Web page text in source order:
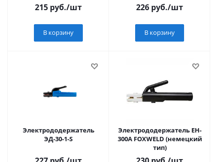
215 руб./шт
В корзину
226 руб./шт
В корзину
Электрододержатель
ЭД-30-1-S
Электрододержатель EH-
300А FOXWELD (немецкий
тип)